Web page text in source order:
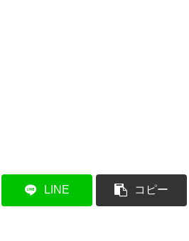
LINE コピー